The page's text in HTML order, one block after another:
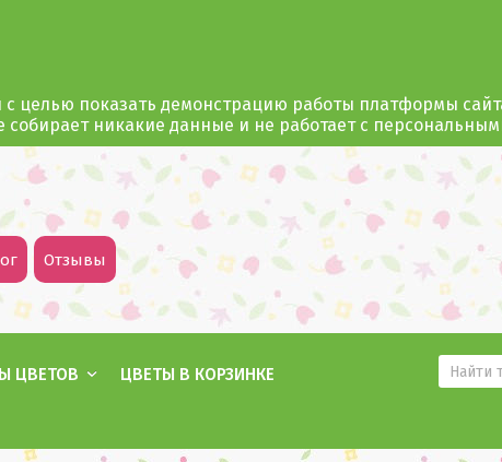
целью показать демонстрацию работы платформы
никакие данные и не работает с
Отзывы
ЦВЕТОВ
ЦВЕТЫ В КОРЗИНКЕ